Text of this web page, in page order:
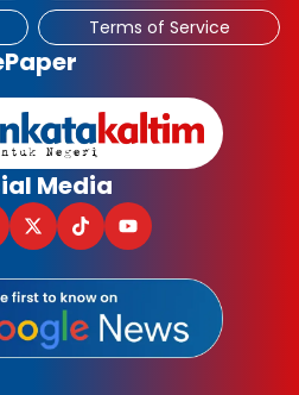
Terms of Service
Media